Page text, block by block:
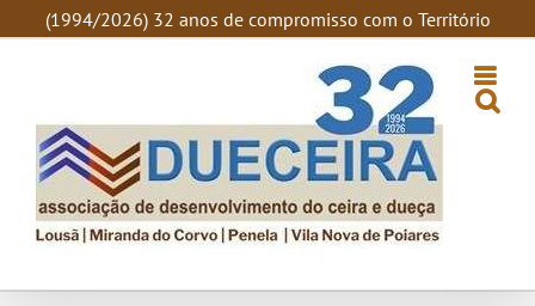
(1994/2026) 32 anos de compromisso com o Território